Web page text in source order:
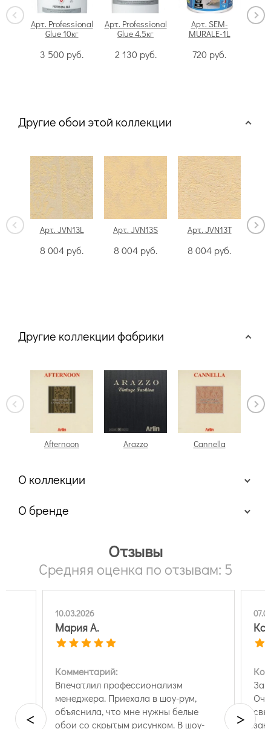
Арт. Professional
Glue 10кг
3 500 руб.
Арт. Professional
Glue 4.5кг
2 130 руб.
Арт. SEM-
MURALE-1L
720 руб.
Другие обои этой коллекции
Арт. JVN13L
8 004 руб.
Арт. JVN13S
8 004 руб.
Арт. JVN13T
8 004 руб.
Другие коллекции фабрики
Afternoon Arazzo Cannella
О коллекции
О бренде
Отзывы
Средняя оценка по отзывам: 5
10.03.2026
Мария А.
Комментарий:
Впечатлил профессионализм
менеджера. Приехала в шоу-рум,
объяснила, что мне нужны белые
обои со скрытым рисунком. В шоу-
< >